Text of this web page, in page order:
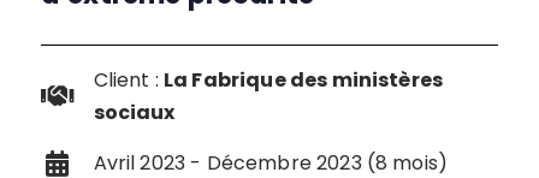
Client : La Fabrique des ministères
sociaux
Avril 2023 - Décembre 2023 (8 mois)